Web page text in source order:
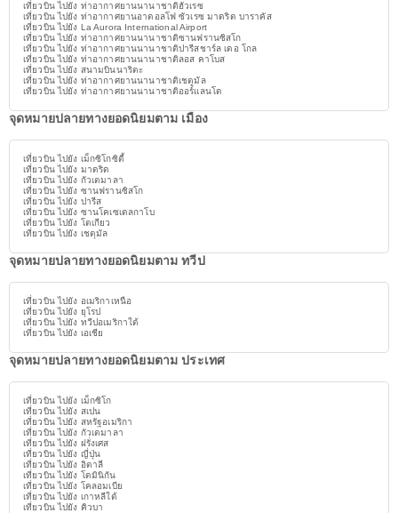
เที่ยวบิน ไปยัง ท่าอากาศยานนานาชาติฮัวเรซ
เที่ยวบิน ไปยัง ท่าอากาศยานอาดอลโฟ ซัวเรซ มาดริด บาราคัส
เที่ยวบิน ไปยัง La Aurora International Airport
เที่ยวบิน ไปยัง ท่าอากาศยานนานาชาติซานฟรานซิสโก
เที่ยวบิน ไปยัง ท่าอากาศยานนานาชาติปารีสชาร์ล เดอ โกล
เที่ยวบิน ไปยัง ท่าอากาศยานนานาชาติลอส คาโบส
เที่ยวบิน ไปยัง สนามบินนาริตะ
เที่ยวบิน ไปยัง ท่าอากาศยานนานาชาติเชตูมัล
เที่ยวบิน ไปยัง ท่าอากาศยานนานาชาติออร์แลนโด
จุดหมายปลายทางยอดนิยมตาม เมือง
เที่ยวบิน ไปยัง เม็กซิโกซิตี้
เที่ยวบิน ไปยัง มาดริด
เที่ยวบิน ไปยัง กัวเตมาลา
เที่ยวบิน ไปยัง ซานฟรานซิสโก
เที่ยวบิน ไปยัง ปารีส
เที่ยวบิน ไปยัง ซานโคเซเดลกาโบ
เที่ยวบิน ไปยัง โตเกียว
เที่ยวบิน ไปยัง เชตุมัล
จุดหมายปลายทางยอดนิยมตาม ทวีป
เที่ยวบิน ไปยัง อเมริกาเหนือ
เที่ยวบิน ไปยัง ยุโรป
เที่ยวบิน ไปยัง ทวีปอเมริกาใต้
เที่ยวบิน ไปยัง เอเชีย
จุดหมายปลายทางยอดนิยมตาม ประเทศ
เที่ยวบิน ไปยัง เม็กซิโก
เที่ยวบิน ไปยัง สเปน
เที่ยวบิน ไปยัง สหรัฐอเมริกา
เที่ยวบิน ไปยัง กัวเตมาลา
เที่ยวบิน ไปยัง ฝรั่งเศส
เที่ยวบิน ไปยัง ญี่ปุ่น
เที่ยวบิน ไปยัง อิตาลี
เที่ยวบิน ไปยัง โดมินิกัน
เที่ยวบิน ไปยัง โคลอมเบีย
เที่ยวบิน ไปยัง เกาหลีใต้
เที่ยวบิน ไปยัง คิวบา